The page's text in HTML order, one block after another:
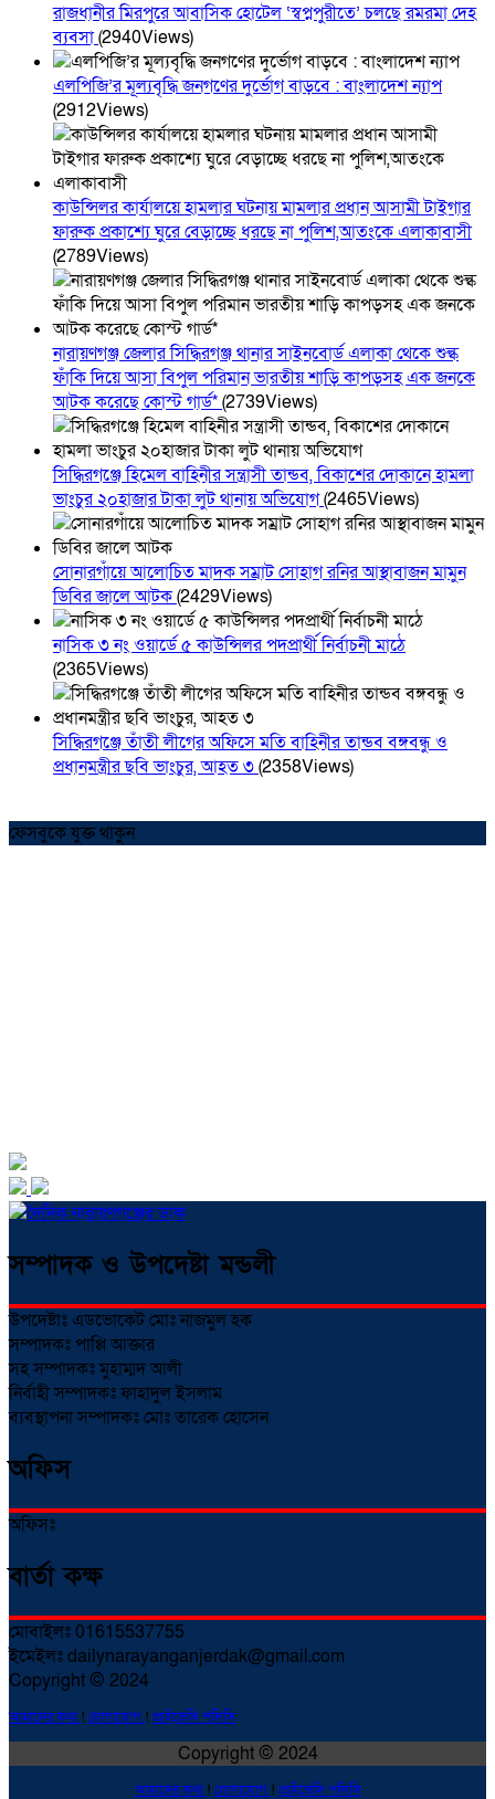
রাজধানীর মিরপুরে আবাসিক হোটেল ‘স্বপ্নপুরীতে’ চলছে রমরমা দেহ
ব্যবসা(2940Views)
এলপিজি’র মূল্যবৃদ্ধি জনগণের দুর্ভোগ বাড়বে : বাংলাদেশ ন্যাপ
(2912Views)
কাউন্সিলর কার্যালয়ে হামলার ঘটনায় মামলার প্রধান আসামী টাইগার
ফারুক প্রকাশ্যে ঘুরে বেড়াচ্ছে ধরছে না পুলিশ,আতংকে এলাকাবাসী
(2789Views)
নারায়ণগঞ্জ জেলার সিদ্ধিরগঞ্জ থানার সাইনবোর্ড এলাকা থেকে শুল্ক
ফাঁকি দিয়ে আসা বিপুল পরিমান ভারতীয় শাড়ি কাপড়সহ এক জনকে
আটক করেছে কোস্ট গার্ড*(2739Views)
সিদ্ধিরগঞ্জে হিমেল বাহিনীর সন্ত্রাসী তান্ডব, বিকাশের দোকানে হামলা
ভাংচুর ২০হাজার টাকা লুট থানায় অভিযোগ(2465Views)
সোনারগাঁয়ে আলোচিত মাদক সম্রাট সোহাগ রনির আস্থাবাজন মামুন
ডিবির জালে আটক(2429Views)
নাসিক ৩ নং ওয়ার্ডে ৫ কাউন্সিলর পদপ্রার্থী নির্বাচনী মাঠে
(2365Views)
সিদ্ধিরগঞ্জে তাঁতী লীগের অফিসে মতি বাহিনীর তান্ডব বঙ্গবন্ধু ও
প্রধানমন্ত্রীর ছবি ভাংচুর, আহত ৩(2358Views)
ফেসবুকে যুক্ত থাকুন
সম্পাদক ও উপদেষ্টা মন্ডলী
উপদেষ্টাঃ এডভোকেট মোঃ নাজমুল হক
সম্পাদকঃ পাপ্পি আক্তার
সহ সম্পাদকঃ মুহাম্মদ আলী
নির্বাহী সম্পাদকঃ ফাহাদুল ইসলাম
ব্যবস্থাপনা সম্পাদকঃ মোঃ তারেক হোসেন
অফিস
অফিসঃ
বার্তা কক্ষ
মোবাইলঃ 01615537755
ইমেইলঃ dailynarayanganjerdak@gmail.com
Copyright © 2024
আমাদের কথা! যোগাযোগ ! প্রাইভেসি পলিসি
Copyright © 2024
আমাদের কথা! যোগাযোগ ! প্রাইভেসি পলিসি